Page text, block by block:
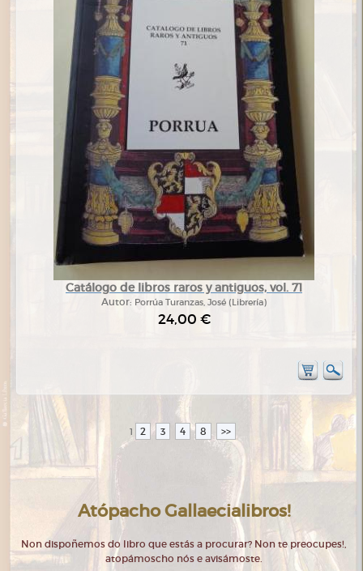
Catálogo de libros raros y antiguos, vol. 71
Autor: Porrúa Turanzas, José (Librería)
24,00 €
1 2 3 4 8 >>
Atópacho Gallaecialibros!
Non dispoñemos do libro que estás a procurar? Non te preocupes!,
atopámoscho nós e avisámoste.